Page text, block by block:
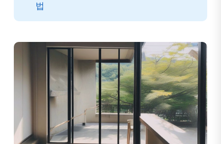
법